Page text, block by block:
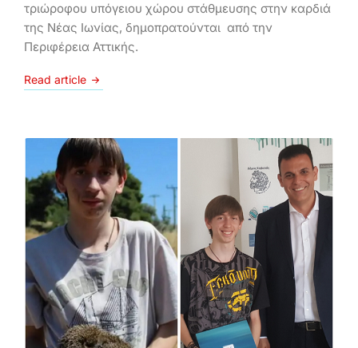
τριώροφου υπόγειου χώρου στάθμευσης στην καρδιά
της Νέας Ιωνίας, δημοπρατούνται από την
Περιφέρεια Αττικής.
Read article